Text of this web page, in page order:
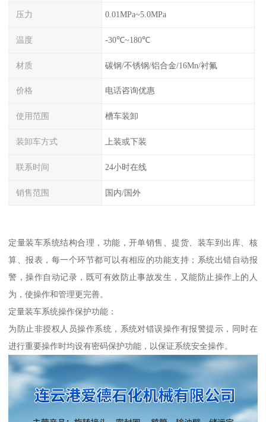
压力 0.01MPa~5.0MPa
温度 -30℃~180℃
材质 碳钢/不锈钢/铝合金/16Mn/衬氟
价格 电话咨询优惠
使用范围 槽车装卸
装卸车方式 上装或下装
联系时间 24小时在线
销售范围 国内/国外
定量装车系统结构合理，功能，开单销售、提货、装车到出库、核
算、报表，每一个环节都可以有相应的功能支持；系统出错自动报
警，操作自动记录，既可有效防止事故发生，又能防止操作上的人
为，使操作和管理更完善。
定量装车系统操作保护功能：
为防止非授权人员操作系统，系统对错误操作有报警提示，同时在
进行重要操作时均设有密码保护功能，以保证系统安全操作。